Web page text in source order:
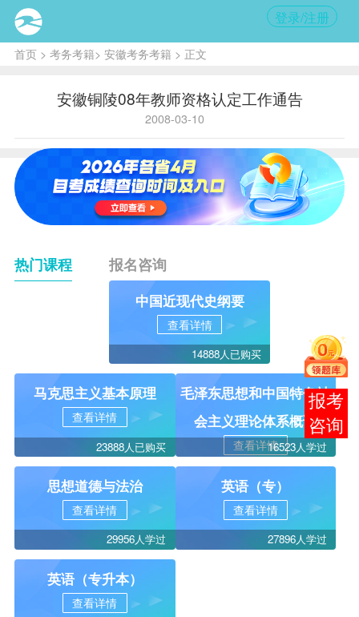
登录/注册
首页> 考务考籍> 安徽考务考籍 > 正文
安徽铜陵08年教师资格认定工作通告
2008-03-10
热门课程 报名咨询
中国近现代史纲要
查看详情
14888人已购买
马克思主义基本原理
查看详情
23888人已购买
毛泽东思想和中国特色社
会主义理论体系概论
查看详情16523人学过
思想道德与法治
查看详情
29956人学过
英语（专）
查看详情
27896人学过
英语（专升本）
查看详情
报考
咨询